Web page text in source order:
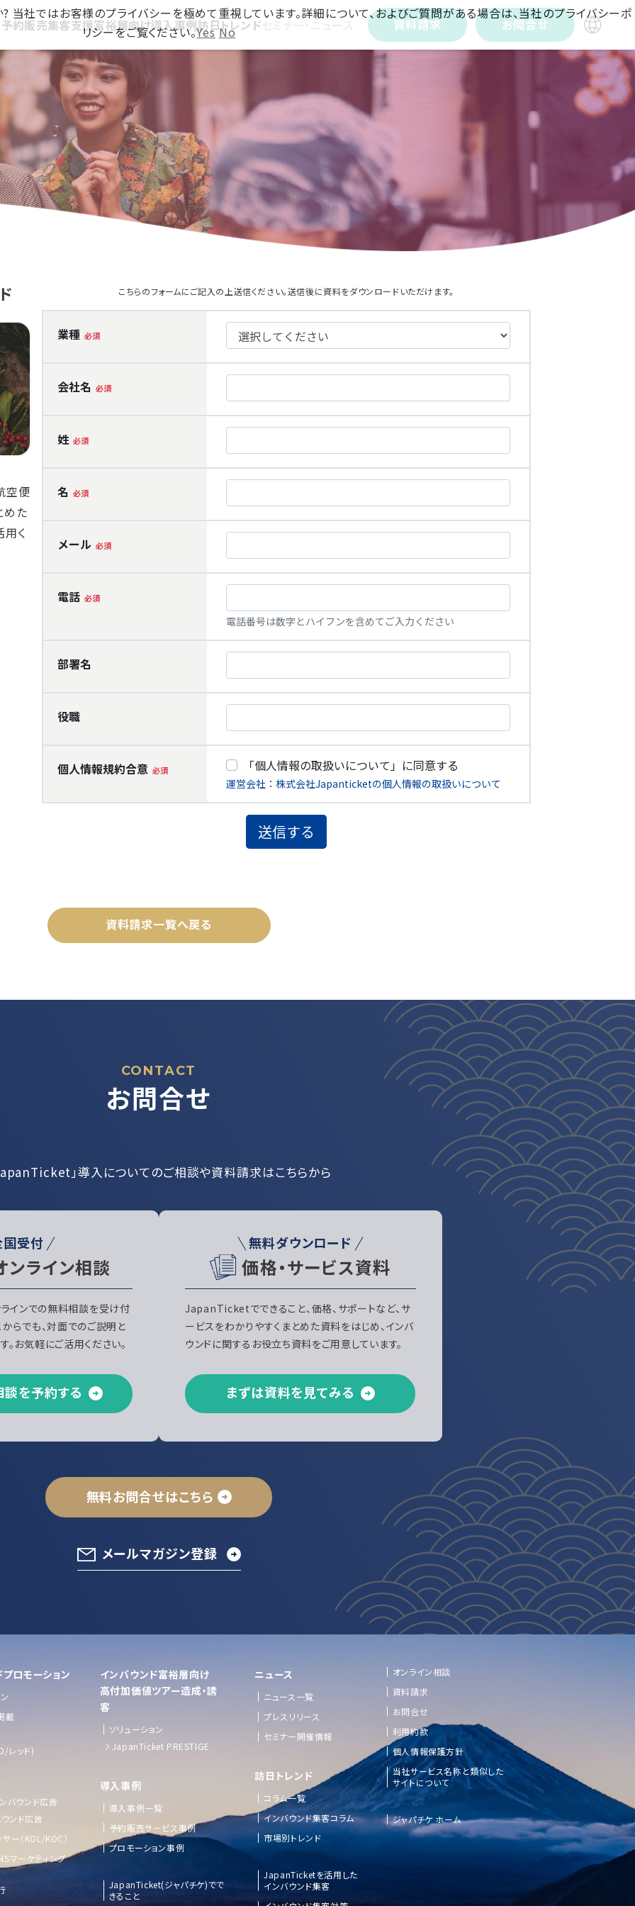
予約販売集客支援富裕層向け導入事例訪日トレンド セミナー・ニュース 資料請求 お問合せ
空便
めた
く
こちらのフォームにご記入の上送信ください。送信後に資料をダウンロードいただけます。
資料請求一覧へ戻る
CONTACT
お問合せ
」導入についてのご相談や資料請求はこちらから
国受付
ンライン相談
インでの無料相談を受け付
らでも、対面でのご説明と
お気軽にご活用ください。
談を予約する
無料ダウンロード
価格・サービス資料
JapanTicketでできること、価格、サポートなど、サ
ービスをわかりやすくまとめた資料をはじめ、インバ
ウンドに関するお役立ち資料をご用意しています。
まずは資料を見てみる
無料お問合せはこちら
メールマガジン登録
ロモーション
載
レッド)
バウンド広告
ンド広告
ー（KOL/KOC）
マーケティング
インバウンド富裕層向け
⾼付加価値ツアー造成・誘
客
ソリューション
JapanTicket PRESTIGE
導入事例
導入事例一覧
予約販売サービス事例
プロモーション事例
JapanTicket(ジャパチケ)でで
きること
ニュース
ニュース一覧
プレスリリース
セミナー開催情報
訪日トレンド
コラム一覧
インバウンド集客コラム
市場別トレンド
JapanTicketを活用した
インバウンド集客
オンライン相談
資料請求
お問合せ
利用約款
個人情報保護方針
当社サービス名称と類似した
サイトについて
ジャパチケ ホーム
社ではお客様のプライバシーを極めて重視しています。詳細について、およびご質問がある場合は、当社のプライバシーポ
リシーをご覧ください。Yes No